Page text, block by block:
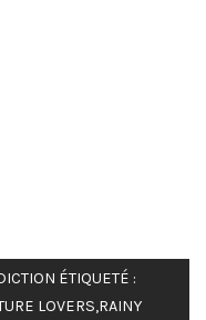
ÉTIQUETÉ :
LOVERS,RAINY